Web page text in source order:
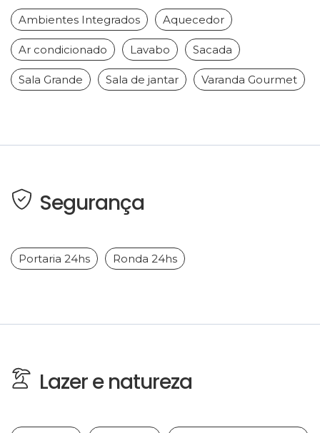
Ambientes Integrados Aquecedor
Ar condicionado Lavabo Sacada
Sala Grande Sala de jantar Varanda Gourmet
Segurança
Portaria 24hs Ronda 24hs
Lazer e natureza